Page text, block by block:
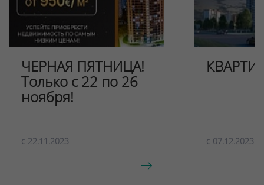
ЧЕРНАЯ ПЯТНИЦА!
Только с 22 по 26
ноября!
c 22.11.2023 c 07.12.2023